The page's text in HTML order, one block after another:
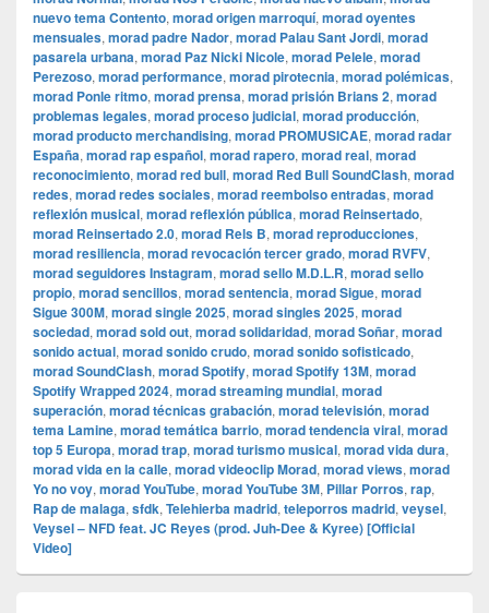
nuevo tema Contento, morad origen marroquí, morad oyentes
mensuales, morad padre Nador, morad Palau Sant Jordi, morad
pasarela urbana, morad Paz Nicki Nicole, morad Pelele, morad
Perezoso, morad performance, morad pirotecnia, morad polémicas,
morad Ponle ritmo, morad prensa, morad prisión Brians 2, morad
problemas legales, morad proceso judicial, morad producción,
morad producto merchandising, morad PROMUSICAE, morad radar
España, morad rap español, morad rapero, morad real, morad
reconocimiento, morad red bull, morad Red Bull SoundClash, morad
redes, morad redes sociales, morad reembolso entradas, morad
reflexión musical, morad reflexión pública, morad Reinsertado,
morad Reinsertado 2.0, morad Rels B, morad reproducciones,
morad resiliencia, morad revocación tercer grado, morad RVFV,
morad seguidores Instagram, morad sello M.D.L.R, morad sello
propio, morad sencillos, morad sentencia, morad Sigue, morad
Sigue 300M, morad single 2025, morad singles 2025, morad
sociedad, morad sold out, morad solidaridad, morad Soñar, morad
sonido actual, morad sonido crudo, morad sonido sofisticado,
morad SoundClash, morad Spotify, morad Spotify 13M, morad
Spotify Wrapped 2024, morad streaming mundial, morad
superación, morad técnicas grabación, morad televisión, morad
tema Lamine, morad temática barrio, morad tendencia viral, morad
top 5 Europa, morad trap, morad turismo musical, morad vida dura,
morad vida en la calle, morad videocli‏p Morad, morad views, morad
Yo no voy, morad YouTube, morad YouTube 3M, Pillar Porros, rap,
Rap de malaga, sfdk, Telehierba madrid, teleporros madrid, veysel,
Veysel – NFD feat. JC Reyes (prod. Juh-Dee & Kyree) [Official
Video]